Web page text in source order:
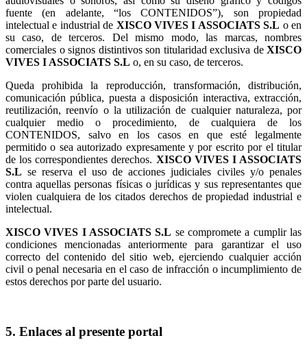
fuente (en adelante, “los CONTENIDOS”), son propiedad
intelectual e industrial de
o en
su caso, de terceros. Del mismo modo, las marcas, nombres
comerciales o signos distintivos son titularidad exclusiva de
o, en su caso, de terceros.
Queda prohibida la reproducción, transformación, distribución,
comunicación pública, puesta a disposición interactiva, extracción,
reutilización, reenvío o la utilización de cualquier naturaleza, por
cualquier medio o procedimiento, de cualquiera de los
CONTENIDOS, salvo en los casos en que esté legalmente
permitido o sea autorizado expresamente y por escrito por el titular
de los correspondientes derechos.
se reserva el uso de acciones judiciales civiles y/o penales
contra aquellas personas físicas o jurídicas y sus representantes que
violen cualquiera de los citados derechos de propiedad industrial e
intelectual.
se compromete a cumplir las
condiciones mencionadas anteriormente para garantizar el uso
correcto del contenido del sitio web, ejerciendo cualquier acción
civil o penal necesaria en el caso de infracción o incumplimiento de
estos derechos por parte del usuario.
5. Enlaces al presente portal